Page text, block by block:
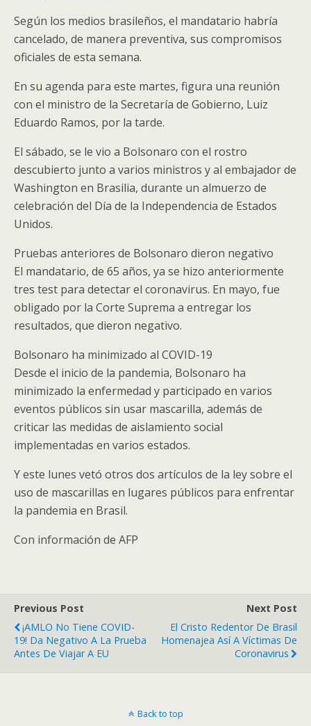
Según los medios brasileños, el mandatario habría
cancelado, de manera preventiva, sus compromisos
oficiales de esta semana.
En su agenda para este martes, figura una reunión
con el ministro de la Secretaría de Gobierno, Luiz
Eduardo Ramos, por la tarde.
El sábado, se le vio a Bolsonaro con el rostro
descubierto junto a varios ministros y al embajador de
Washington en Brasilia, durante un almuerzo de
celebración del Día de la Independencia de Estados
Unidos.
Pruebas anteriores de Bolsonaro dieron negativo
El mandatario, de 65 años, ya se hizo anteriormente
tres test para detectar el coronavirus. En mayo, fue
obligado por la Corte Suprema a entregar los
resultados, que dieron negativo.
Bolsonaro ha minimizado al COVID-19
Desde el inicio de la pandemia, Bolsonaro ha
minimizado la enfermedad y participado en varios
eventos públicos sin usar mascarilla, además de
criticar las medidas de aislamiento social
implementadas en varios estados.
Y este lunes vetó otros dos artículos de la ley sobre el
uso de mascarillas en lugares públicos para enfrentar
la pandemia en Brasil.
Con información de AFP
Previous Post
¡AMLO No Tiene COVID-
19! Da Negativo A La Prueba
Antes De Viajar A EU
Next Post
El Cristo Redentor De Brasil
Homenajea Así A Víctimas De
Coronavirus
Back to top